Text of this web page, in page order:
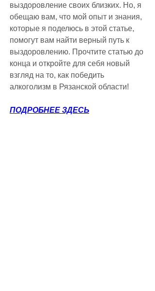
выздоровление своих близких. Но, я
обещаю вам, что мой опыт и знания,
которые я поделюсь в этой статье,
помогут вам найти верный путь к
выздоровлению. Прочтите статью до
конца и откройте для себя новый
взгляд на то, как победить
алкоголизм в Рязанской области!
ПОДРОБНЕЕ ЗДЕСЬ